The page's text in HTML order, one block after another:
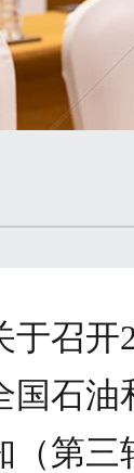
于召开
国石油
（第三